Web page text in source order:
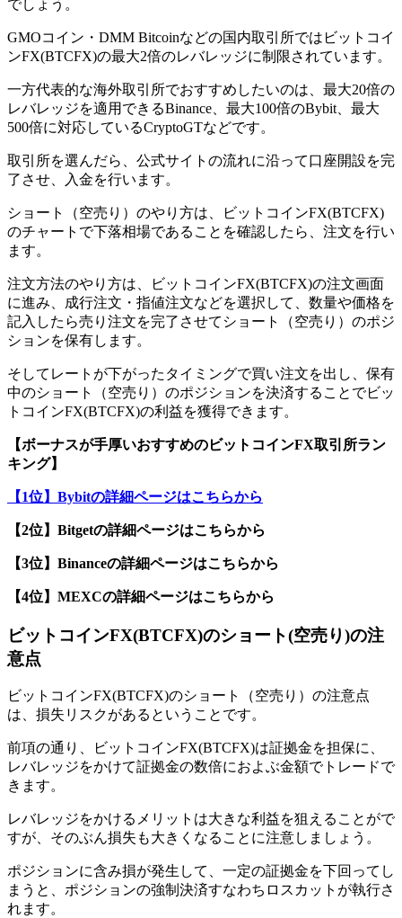
でしょう。
GMOコイン・DMM Bitcoinなどの国内取引所ではビットコイ
ンFX(BTCFX)の最大2倍のレバレッジに制限されています。
一方代表的な海外取引所でおすすめしたいのは、最大20倍の
レバレッジを適用できるBinance、最大100倍のBybit、最大
500倍に対応しているCryptoGTなどです。
取引所を選んだら、公式サイトの流れに沿って口座開設を完
了させ、入金を行います。
ショート（空売り）のやり方は、ビットコインFX(BTCFX)
のチャートで下落相場であることを確認したら、注文を行い
ます。
注文方法のやり方は、ビットコインFX(BTCFX)の注文画面
に進み、成行注文・指値注文などを選択して、数量や価格を
記入したら売り注文を完了させてショート（空売り）のポジ
ションを保有します。
そしてレートが下がったタイミングで買い注文を出し、保有
中のショート（空売り）のポジションを決済することでビッ
トコインFX(BTCFX)の利益を獲得できます。
【ボーナスが手厚いおすすめのビットコインFX取引所ラン
キング】
【1位】Bybitの詳細ページはこちらから
【2位】Bitgetの詳細ページはこちらから
【3位】Binanceの詳細ページはこちらから
【4位】MEXCの詳細ページはこちらから
ビットコインFX(BTCFX)のショート(空売り)の注
意点
ビットコインFX(BTCFX)のショート（空売り）の注意点
は、損失リスクがあるということです。
前項の通り、ビットコインFX(BTCFX)は証拠金を担保に、
レバレッジをかけて証拠金の数倍におよぶ金額でトレードで
きます。
レバレッジをかけるメリットは大きな利益を狙えることがで
すが、そのぶん損失も大きくなることに注意しましょう。
ポジションに含み損が発生して、一定の証拠金を下回ってし
まうと、ポジションの強制決済すなわちロスカットが執行さ
れます。